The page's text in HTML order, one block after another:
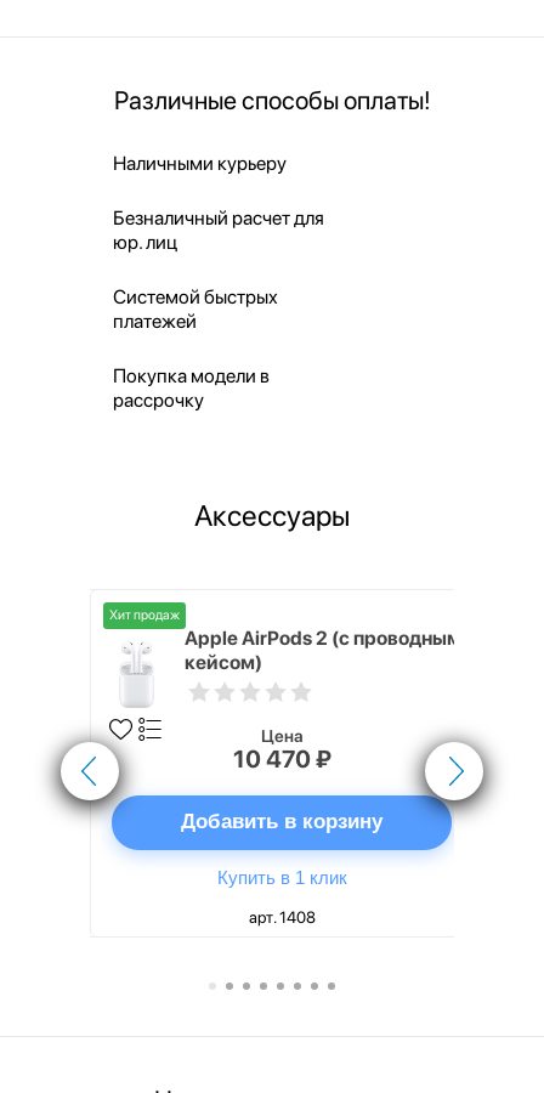
Различные способы оплаты!
Наличными курьеру
Безналичный расчет для
юр. лиц
Системой быстрых
платежей
Покупка модели в
рассрочку
Аксессуары
Хит продаж
Apple AirPods 2 (с проводным
кейсом)
Цена
10 470 ₽
Добавить в корзину
Купить в 1 клик
арт. 1408